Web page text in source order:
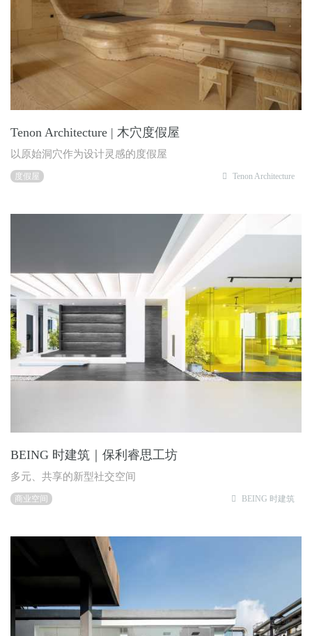
Tenon Architecture | 木穴度假屋
以原始洞穴作为设计灵感的度假屋
度假屋 Tenon Architecture
BEING 时建筑｜保利睿思工坊
多元、共享的新型社交空间
商业空间 BEING 时建筑